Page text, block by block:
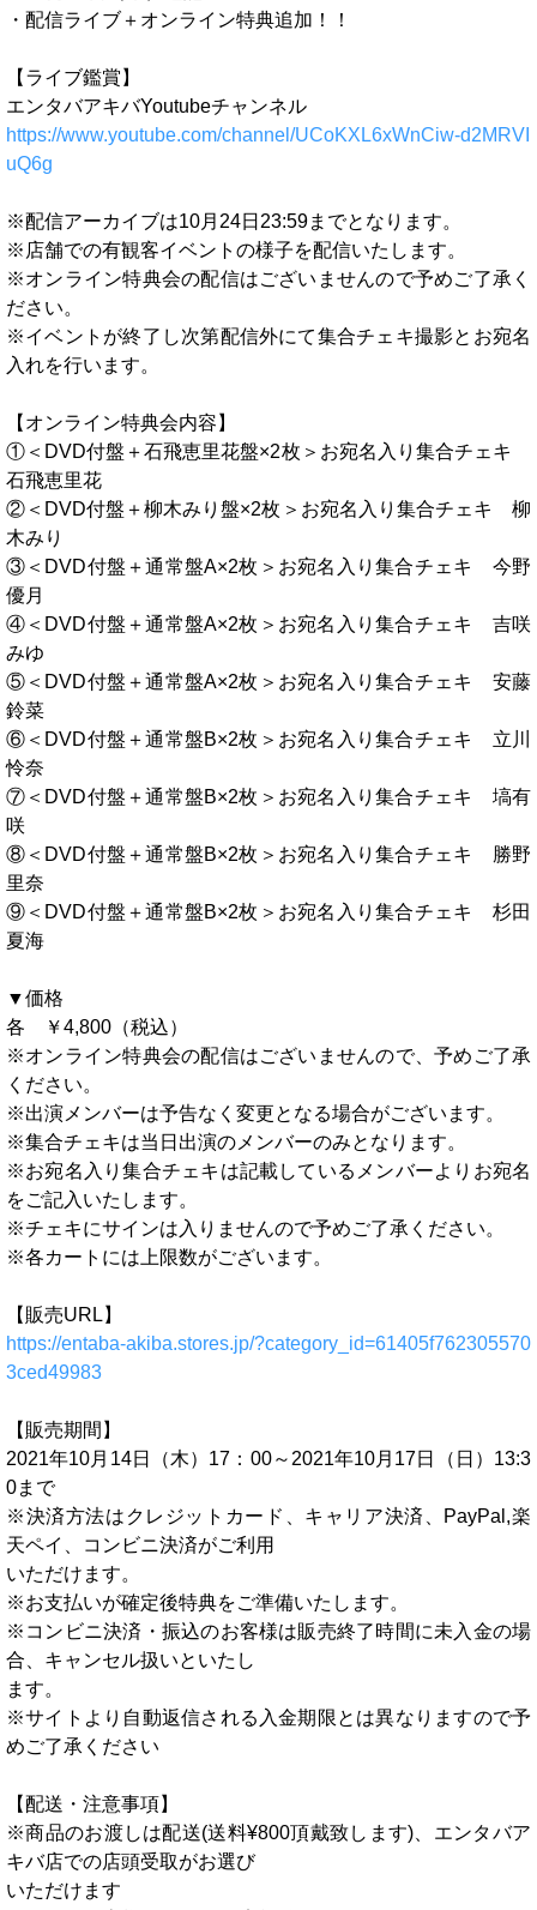
・配信ライブ＋オンライン特典追加！！
【ライブ鑑賞】
エンタバアキバYoutubeチャンネル
https://www.youtube.com/channel/UCoKXL6xWnCiw-d2MRVI
uQ6g
※配信アーカイブは10月24日23:59までとなります。
※店舗での有観客イベントの様子を配信いたします。
※オンライン特典会の配信はございませんので予めご了承く
ださい。
※イベントが終了し次第配信外にて集合チェキ撮影とお宛名
入れを行います。
【オンライン特典会内容】
①＜DVD付盤＋石飛恵里花盤×2枚＞お宛名入り集合チェキ
石飛恵里花
②＜DVD付盤＋柳木みり盤×2枚＞お宛名入り集合チェキ 柳
木みり
③＜DVD付盤＋通常盤A×2枚＞お宛名入り集合チェキ 今野
優月
④＜DVD付盤＋通常盤A×2枚＞お宛名入り集合チェキ 吉咲
みゆ
⑤＜DVD付盤＋通常盤A×2枚＞お宛名入り集合チェキ 安藤
鈴菜
⑥＜DVD付盤＋通常盤B×2枚＞お宛名入り集合チェキ 立川
怜奈
⑦＜DVD付盤＋通常盤B×2枚＞お宛名入り集合チェキ 塙有
咲
⑧＜DVD付盤＋通常盤B×2枚＞お宛名入り集合チェキ 勝野
里奈
⑨＜DVD付盤＋通常盤B×2枚＞お宛名入り集合チェキ 杉田
夏海
▼価格
各 ￥4,800（税込）
※オンライン特典会の配信はございませんので、予めご了承
ください。
※出演メンバーは予告なく変更となる場合がございます。
※集合チェキは当日出演のメンバーのみとなります。
※お宛名入り集合チェキは記載しているメンバーよりお宛名
をご記入いたします。
※チェキにサインは入りませんので予めご了承ください。
※各カートには上限数がございます。
【販売URL】
https://entaba-akiba.stores.jp/?category_id=61405f762305570
3ced49983
【販売期間】
2021年10月14日（木）17：00～2021年10月17日（日）13:3
0まで
※決済方法はクレジットカード、キャリア決済、PayPal,楽
天ペイ、コンビニ決済がご利用
いただけます。
※お支払いが確定後特典をご準備いたします。
※コンビニ決済・振込のお客様は販売終了時間に未入金の場
合、キャンセル扱いといたし
ます。
※サイトより自動返信される入金期限とは異なりますので予
めご了承ください
【配送・注意事項】
※商品のお渡しは配送(送料¥800頂戴致します)、エンタバア
キバ店での店頭受取がお選び
いただけます